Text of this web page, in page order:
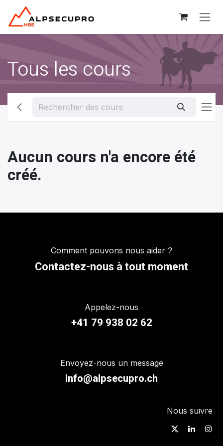
Se rendre au contenu
Tous les cours
Aucun cours n'a encore été
créé.
Comment pouvons nous aider ?
Contactez-nous à tout moment
Appelez-nous
+41 79 938 02 62
Envoyez-nous un message
info@alpsecupro.ch
Nous suivre